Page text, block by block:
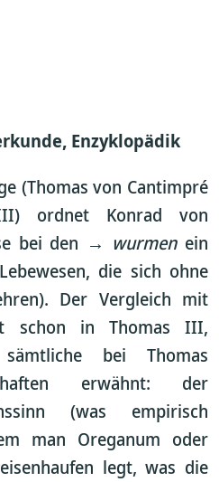
Enzyklopädik
(Thomas von Cantimpré
ordnet Konrad von
bei den → wurmen ein
die sich ohne
Der Vergleich mit
schon in Thomas III,
bei Thomas
erwähnt: der
(was empirisch
man Oreganum oder
legt, was die